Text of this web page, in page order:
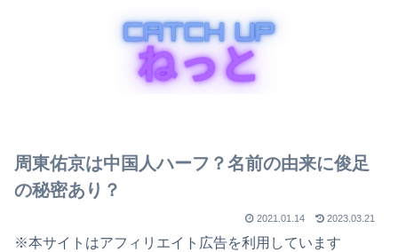
周東佑京は中国人ハーフ？名前の由来に俊足
の秘密あり？
2021.01.14 2023.03.21
※本サイトはアフィリエイト広告を利用しています